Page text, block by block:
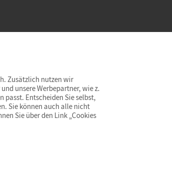
versandkostenfrei innerhalb Deutschlands
Zusätzlich nutzen wir
unsere Werbepartner, wie z.
passt. Entscheiden Sie selbst,
Sie können auch alle nicht
Sie über den Link „Cookies